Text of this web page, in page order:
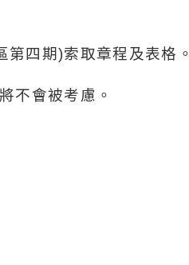
第四期)索取章程及表格。
不會被考慮。